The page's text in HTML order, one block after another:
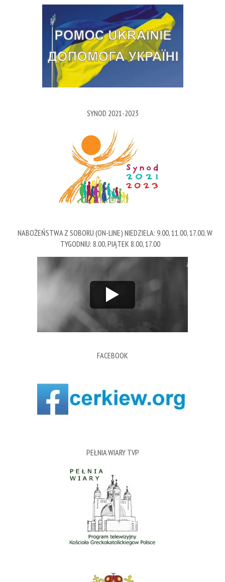
SYNOD 2021-2023
NABOŻEŃSTWA Z SOBORU (ON-LINE) NIEDZIELA: 9.00, 11.00, 17.00, W
TYGODNIU: 8.00, PIĄTEK 8.00, 17.00
FACEBOOK
PEŁNIA WIARY TVP